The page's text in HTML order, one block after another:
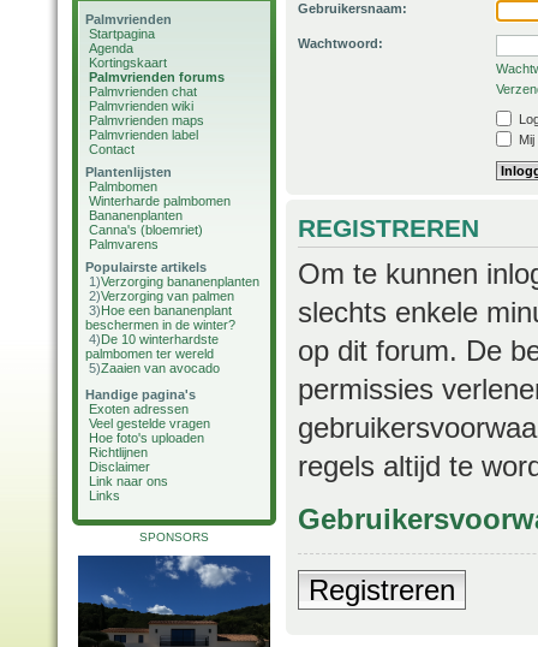
Palmvrienden
Startpagina
Agenda
Kortingskaart
Palmvrienden forums
Palmvrienden chat
Palmvrienden wiki
Palmvrienden maps
Palmvrienden label
Contact
Plantenlijsten
Palmbomen
Winterharde palmbomen
Bananenplanten
Canna's (bloemriet)
Palmvarens
Populairste artikels
1)Verzorging bananenplanten
2)Verzorging van palmen
3)Hoe een bananenplant
beschermen in de winter?
4)De 10 winterhardste
palmbomen ter wereld
5)Zaaien van avocado
Handige pagina's
Exoten adressen
Veel gestelde vragen
Hoe foto's uploaden
Richtlijnen
Disclaimer
Link naar ons
Links
SPONSORS
Gebruikersnaam:
Wachtwoord:
REGISTREREN
Om te kunnen
slechts enkele
op dit forum. De
permissies
regels altijd te
Registreren